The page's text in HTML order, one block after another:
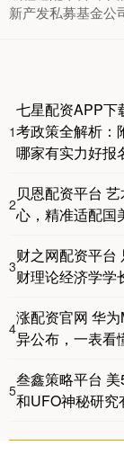
新产发私募基金公
1
七星配资APP下
考政策全解析：
哪家有实力好报
2
贝恩配资平台
心，精准适配国
3
财之网配资平台
财理论经济学学
4
涨配资官网 华
异公布，一表看
5
叁鑫策略平台
和UFO神秘研究